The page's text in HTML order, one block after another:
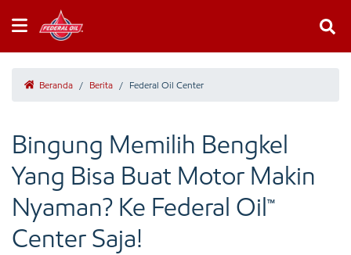
Beranda / Berita / Federal Oil Center
Bingung Memilih Bengkel
Yang Bisa Buat Motor Makin
Nyaman? Ke Federal Oil™
Center Saja!